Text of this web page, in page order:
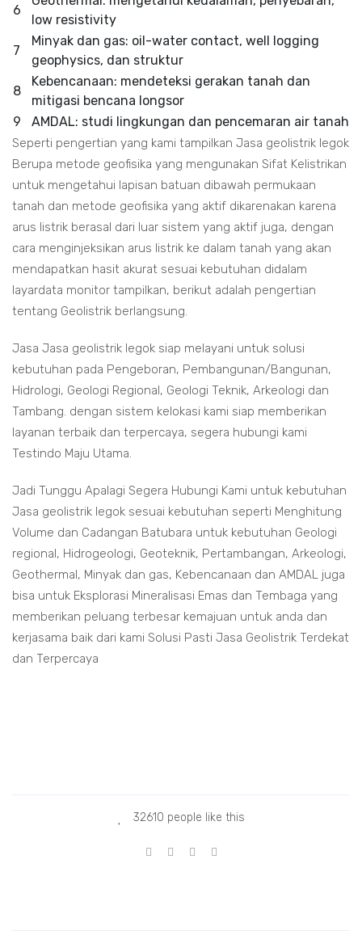
6
low resistivity
7
Minyak dan gas: oil-water contact, well logging
geophysics, dan struktur
8
Kebencanaan: mendeteksi gerakan tanah dan
mitigasi bencana longsor
9
AMDAL: studi lingkungan dan pencemaran air tanah
Seperti pengertian yang kami tampilkan Jasa geolistrik legok
Berupa metode geofisika yang mengunakan Sifat Kelistrikan
untuk mengetahui lapisan batuan dibawah permukaan
tanah dan metode geofisika yang aktif dikarenakan karena
arus listrik berasal dari luar sistem yang aktif juga, dengan
cara menginjeksikan arus listrik ke dalam tanah yang akan
mendapatkan hasit akurat sesuai kebutuhan didalam
layardata monitor tampilkan, berikut adalah pengertian
tentang Geolistrik berlangsung.
Jasa Jasa geolistrik legok siap melayani untuk solusi
kebutuhan pada Pengeboran, Pembangunan/Bangunan,
Hidrologi, Geologi Regional, Geologi Teknik, Arkeologi dan
Tambang. dengan sistem kelokasi kami siap memberikan
layanan terbaik dan terpercaya, segera hubungi kami
Testindo Maju Utama.
Jadi Tunggu Apalagi Segera Hubungi Kami untuk kebutuhan
Jasa geolistrik legok sesuai kebutuhan seperti Menghitung
Volume dan Cadangan Batubara untuk kebutuhan Geologi
regional, Hidrogeologi, Geoteknik, Pertambangan, Arkeologi,
Geothermal, Minyak dan gas, Kebencanaan dan AMDAL juga
bisa untuk Eksplorasi Mineralisasi Emas dan Tembaga yang
memberikan peluang terbesar kemajuan untuk anda dan
kerjasama baik dari kami Solusi Pasti Jasa Geolistrik Terdekat
dan Terpercaya
32610 people like this